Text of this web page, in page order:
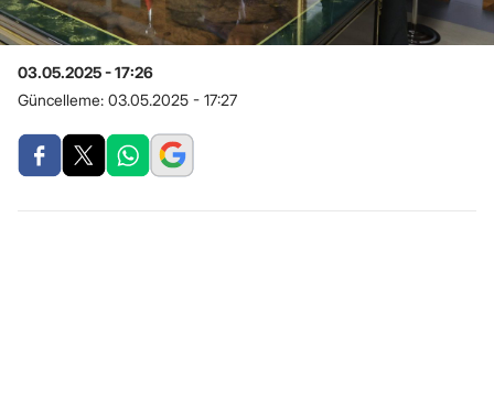
03.05.2025 - 17:26
Güncelleme: 03.05.2025 - 17:27